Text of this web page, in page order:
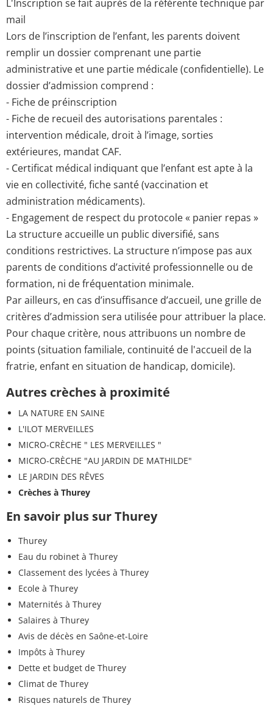
L'Inscription se fait auprès de la référente technique par
mail
Lors de l’inscription de l’enfant, les parents doivent
remplir un dossier comprenant une partie
administrative et une partie médicale (confidentielle). Le
dossier d’admission comprend :
- Fiche de préinscription
- Fiche de recueil des autorisations parentales :
intervention médicale, droit à l’image, sorties
extérieures, mandat CAF.
- Certificat médical indiquant que l’enfant est apte à la
vie en collectivité, fiche santé (vaccination et
administration médicaments).
- Engagement de respect du protocole « panier repas »
La structure accueille un public diversifié, sans
conditions restrictives. La structure n’impose pas aux
parents de conditions d’activité professionnelle ou de
formation, ni de fréquentation minimale.
Par ailleurs, en cas d’insuffisance d’accueil, une grille de
critères d’admission sera utilisée pour attribuer la place.
Pour chaque critère, nous attribuons un nombre de
points (situation familiale, continuité de l'accueil de la
fratrie, enfant en situation de handicap, domicile).
Autres crèches à proximité
LA NATURE EN SAINE
L'ILOT MERVEILLES
MICRO-CRÈCHE " LES MERVEILLES "
MICRO-CRÈCHE "AU JARDIN DE MATHILDE"
LE JARDIN DES RÊVES
Crèches à Thurey
En savoir plus sur Thurey
Thurey
Eau du robinet à Thurey
Classement des lycées à Thurey
Ecole à Thurey
Maternités à Thurey
Salaires à Thurey
Avis de décès en Saône-et-Loire
Impôts à Thurey
Dette et budget de Thurey
Climat de Thurey
Risques naturels de Thurey